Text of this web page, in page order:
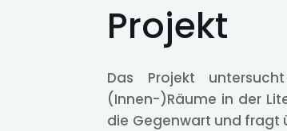
Projekt
Das Projekt
(Innen-)Räume in der
die Gegenwart und fragt